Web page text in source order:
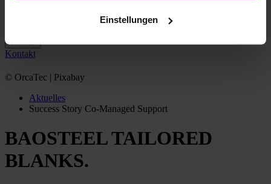
Einstellungen
Kontakt
© OrcaTec | Pixabay
Aktuelles
Success Story Co-Managed Support
BAOSTEEL TAILORED
BLANKS.